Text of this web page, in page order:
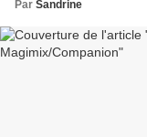
Par Sandrine